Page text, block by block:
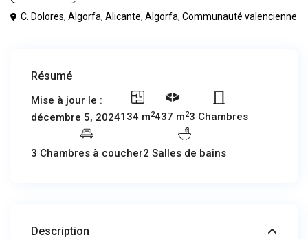
C. Dolores, Algorfa, Alicante,Algorfa,Communauté valencienne
Résumé
Mise à jour le :
décembre 5, 2024134 m2437 m23 Chambres
3 Chambres à coucher2 Salles de bains
Description